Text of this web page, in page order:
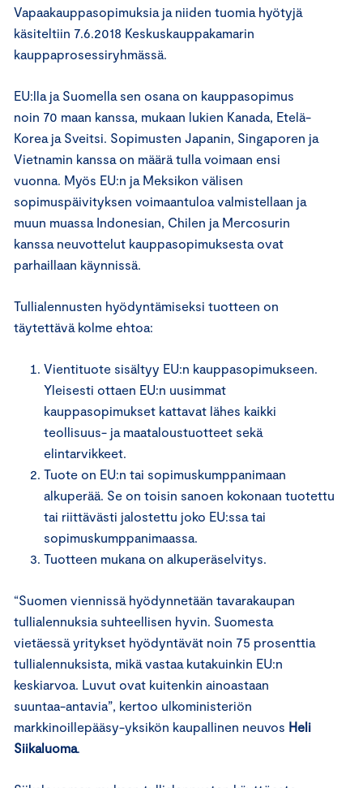
Vapaakauppasopimuksia ja niiden tuomia hyötyjä
käsiteltiin 7.6.2018 Keskuskauppakamarin
kauppaprosessiryhmässä.
EU:lla ja Suomella sen osana on kauppasopimus
noin 70 maan kanssa, mukaan lukien Kanada, Etelä-
Korea ja Sveitsi. Sopimusten Japanin, Singaporen ja
Vietnamin kanssa on määrä tulla voimaan ensi
vuonna. Myös EU:n ja Meksikon välisen
sopimuspäivityksen voimaantuloa valmistellaan ja
muun muassa Indonesian, Chilen ja Mercosurin
kanssa neuvottelut kauppasopimuksesta ovat
parhaillaan käynnissä.
Tullialennusten hyödyntämiseksi tuotteen on
täytettävä kolme ehtoa:
Vientituote sisältyy EU:n kauppasopimukseen.
Yleisesti ottaen EU:n uusimmat
kauppasopimukset kattavat lähes kaikki
teollisuus- ja maataloustuotteet sekä
elintarvikkeet.
Tuote on EU:n tai sopimuskumppanimaan
alkuperää. Se on toisin sanoen kokonaan tuotettu
tai riittävästi jalostettu joko EU:ssa tai
sopimuskumppanimaassa.
Tuotteen mukana on alkuperäselvitys.
“Suomen viennissä hyödynnetään tavarakaupan
tullialennuksia suhteellisen hyvin. Suomesta
vietäessä yritykset hyödyntävät noin 75 prosenttia
tullialennuksista, mikä vastaa kutakuinkin EU:n
keskiarvoa. Luvut ovat kuitenkin ainoastaan
suuntaa-antavia”, kertoo ulkoministeriön
markkinoillepääsy-yksikön kaupallinen neuvos Heli
Siikaluoma